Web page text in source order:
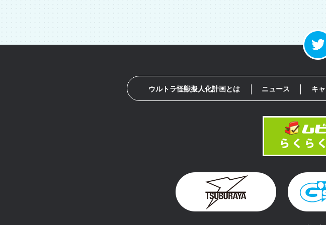
ウルトラ怪獣擬人化計画とは ニュース キ